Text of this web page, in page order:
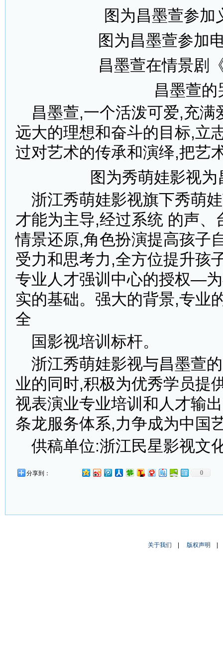
图为昌墨萱参加
图为昌墨萱参加
昌墨萱在情景剧
昌墨萱
昌墨萱,一个活泼可爱,充
远大的理想和奋斗的目标,立
过对艺术的传承和演绎,把艺
图为秀萌娃影视
浙江秀萌娃影视旗下秀萌
才能为主导,经过系统 的声
情景还原,角色扮演提高孩子
受力和思考力,全方位提升孩
专业人才强训中心的授权—
实的基础。强大的背景,专业
全
国影视培训标杆。
浙江秀萌娃影视与昌墨萱
业的同时,积极为优秀学员提
视表演业专业培训和人才输
条龙服务体系,力争成为中国
供稿单位:浙江民星影视文
分享到： 0
关于我们 版权声明